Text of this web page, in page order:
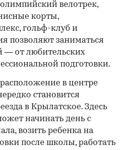
велотрек,
корты,
гольф-клуб и
позволяют заниматься
— от любительских
подготовки.
в центре
становится
в Крылатское. Здесь
начинать день с
возить ребенка на
после школы, работать